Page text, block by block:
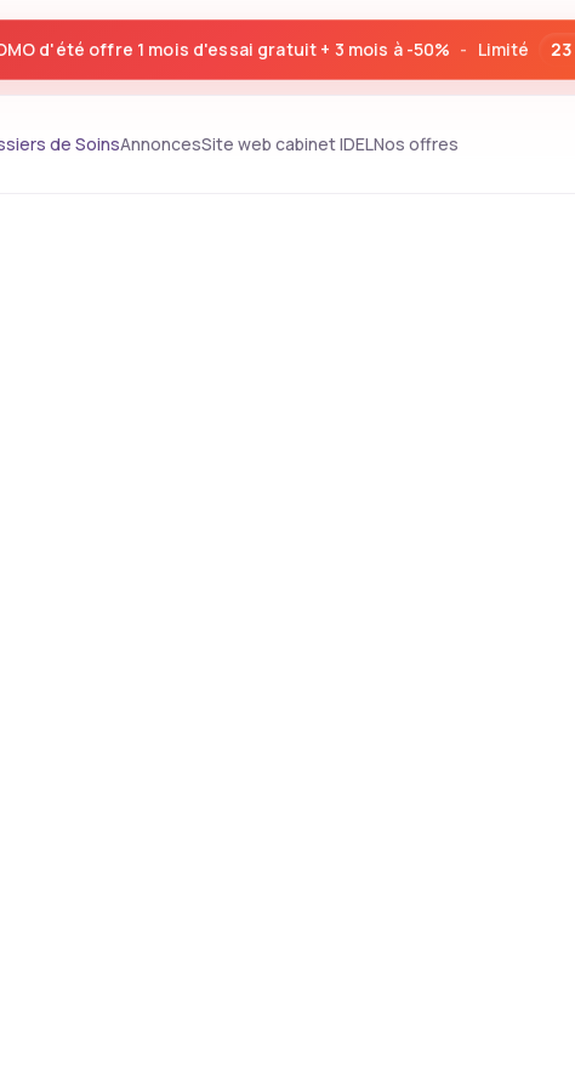
d'été offre 1 mois d'essai gratuit + 3 mois à -50% - Limité
de SoinsAnnoncesSite web cabinet IDELNos offres